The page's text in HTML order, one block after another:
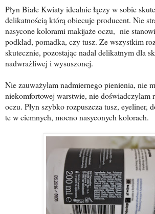
Płyn Białe Kwiaty idealnie łączy w sobie
delikatnością którą obiecuje producent. Nie
nasycone kolorami makijaże oczu, nie
podkład, pomadka, czy tusz. Ze wszystkim
skutecznie, pozostając nadal delikatnym dla
nadwrażliwej i wysuszonej.
Nie zauważyłam nadmiernego pienienia, nie
niekomfortowej warstwie, nie doświadczyłam
oczu. Płyn szybko rozpuszcza tusz, eyeliner,
te w ciemnych, mocno nasyconych kolorach.